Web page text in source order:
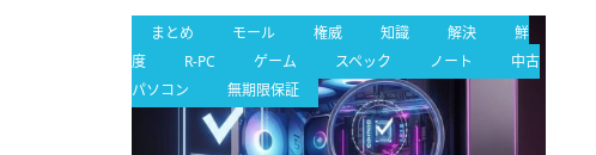
まとめ モール 権威 知識 解決
鮮
度
R-PC ゲーム スペック ノート
中古
パソコン
無期限保証